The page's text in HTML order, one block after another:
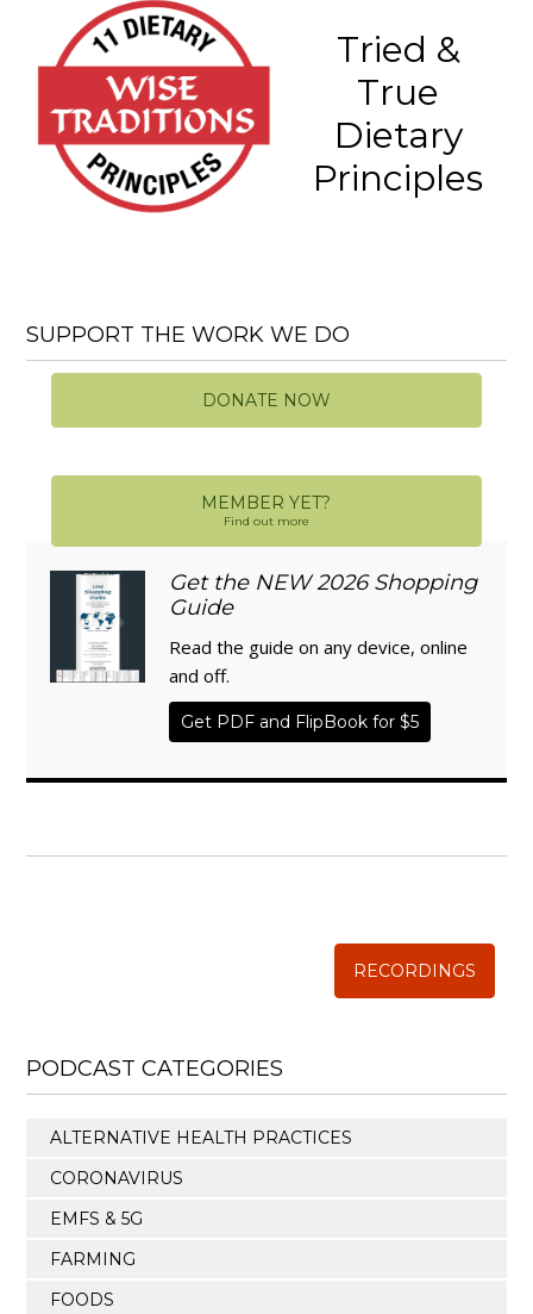
Tried &
True
Dietary
Principles
SUPPORT THE WORK WE DO
DONATE NOW
MEMBER YET?
Find out more
Get the NEW 2026 Shopping
Guide
Read the guide on any device, online
and off.
Get PDF and FlipBook for $5
RECORDINGS
PODCAST CATEGORIES
ALTERNATIVE HEALTH PRACTICES
CORONAVIRUS
EMFS & 5G
FARMING
FOODS